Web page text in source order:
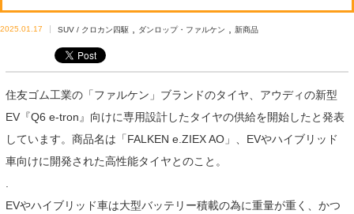
2025.01.17 SUV / クロカン四駆, ダンロップ・ファルケン 新商品
住友ゴム工業の「ファルケン」ブランドのタイヤ、アウディの新型
EV『Q6 e-tron』向けに専用設計したタイヤの供給を開始したと発表
しています。商品名は「FALKEN e.ZIEX AO」、EVやハイブリッド
車向けに開発された高性能タイヤとのこと。
EVやハイブリッド車は大型バッテリー積載の為に重量が重く、かつ